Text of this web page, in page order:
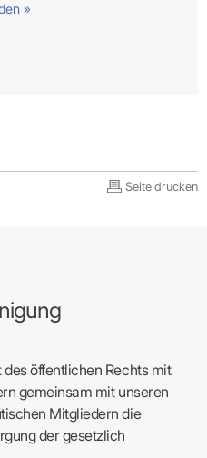
»
Seite drucken
des öffentlichen Rechts mit
gemeinsam mit unseren
Mitgliedern die
der gesetzlich